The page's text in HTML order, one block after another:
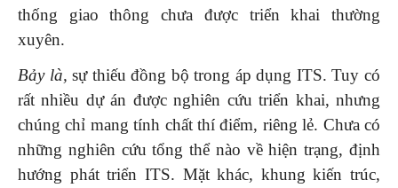
thống giao thông chưa được triển khai thường
xuyên.
Bảy là, sự thiếu đồng bộ trong áp dụng ITS. Tuy có
rất nhiều dự án được nghiên cứu triển khai, nhưng
chúng chỉ mang tính chất thí điểm, riêng lẻ. Chưa có
những nghiên cứu tổng thể nào về hiện trạng, định
hướng phát triển ITS. Mặt khác, khung kiến trúc,